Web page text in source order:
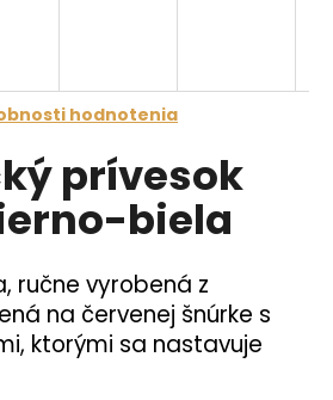
hodnotenia
prívesok
biela
ručne vyrobená z
na červenej šnúrke s
ktorými sa nastavuje
HĽADAŤ